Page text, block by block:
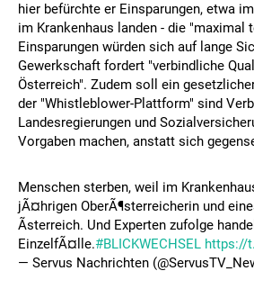
hier befürchte er Einsparungen, etwa
im Krankenhaus landen - die "maximal
Einsparungen würden sich auf lange
Gewerkschaft fordert "verbindliche
Österreich". Zudem soll ein
der "Whistleblower-Plattform" sind
Landesregierungen und
Vorgaben machen, anstatt sich
Menschen sterben, weil im
jÃ¤hrigen OberÃ¶sterreicherin und
Ãsterreich. Und Experten zufolge
EinzelfÃ¤lle.#BLICKWECHSEL https://
— Servus Nachrichten